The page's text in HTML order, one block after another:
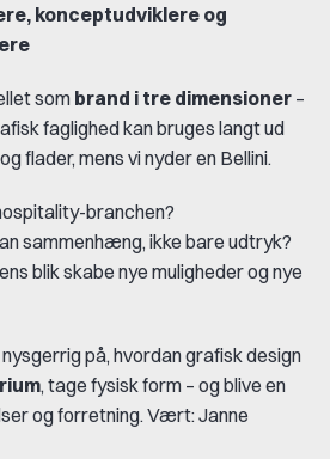
konceptudviklere og
sombrand i tre dimensioner –
faglighed kan bruges langt ud
flader, mens vi nyder en Bellini.
branchen?
sammenhæng, ikke bare udtryk?
blik skabe nye muligheder og nye
på, hvordan grafisk design
, tage fysisk form – og blive en
og forretning. Vært: Janne